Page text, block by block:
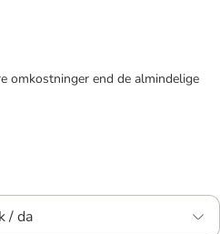
omkostninger end de almindelige
/ da